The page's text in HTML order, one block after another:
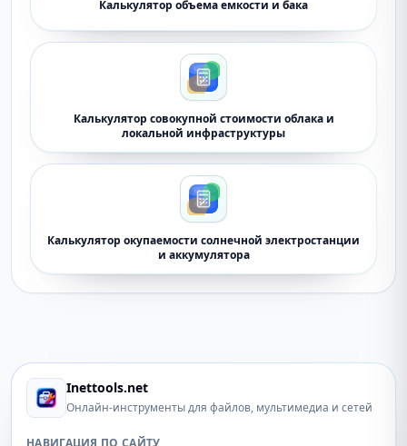
Калькулятор объема емкости и бака
Калькулятор совокупной стоимости облака и
локальной инфраструктуры
Калькулятор окупаемости солнечной электростанции
и аккумулятора
Inettools.net
Онлайн-инструменты для файлов, мультимедиа и сетей
НАВИГАЦИЯ ПО САЙТУ